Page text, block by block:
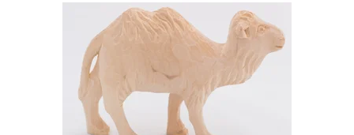
provedení, výška 10 cm.